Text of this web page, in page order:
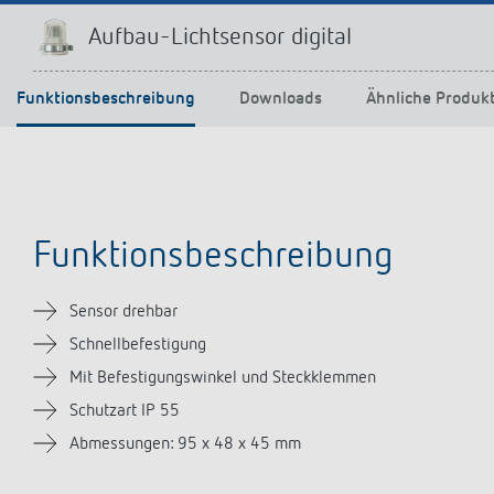
Mehr anzeigen
Aufbau-Lichtsensor digital
Funktionsbeschreibung Downloads Ähnliche
Funktionsbeschreibung
Sensor drehbar
Schnellbefestigung
Mit Befestigungswinkel und Steckklemmen
Schutzart IP 55
Abmessungen: 95 x 48 x 45 mm